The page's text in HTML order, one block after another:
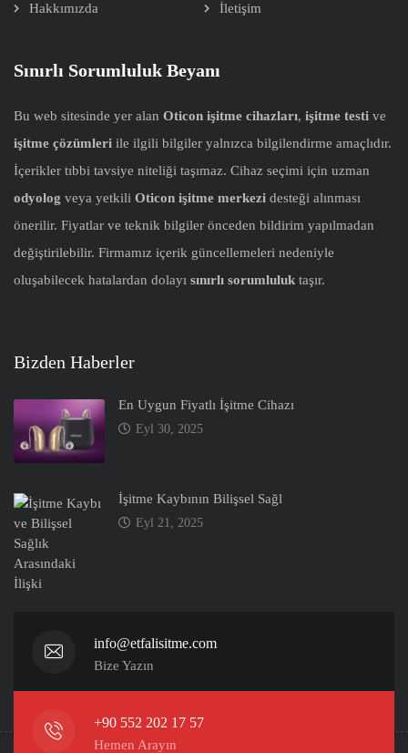
Hakkımızda İletişim
Sınırlı Sorumluluk Beyanı
Bu web sitesinde yer alan Oticon işitme cihazları, işitme testi ve
işitme çözümleri ile ilgili bilgiler yalnızca bilgilendirme amaçlıdır.
İçerikler tıbbi tavsiye niteliği taşımaz. Cihaz seçimi için uzman
odyolog veya yetkili Oticon işitme merkezi desteği alınması
önerilir. Fiyatlar ve teknik bilgiler önceden bildirim yapılmadan
değiştirilebilir. Firmamız içerik güncellemeleri nedeniyle
oluşabilecek hatalardan dolayı sınırlı sorumluluk taşır.
Bizden Haberler
En Uygun Fiyatlı İşitme Cihazı
Eyl 30, 2025
İşitme Kaybının Bilişsel Sağl
Eyl 21, 2025
info@etfalisitme.com
Bize Yazın
+90 552 202 17 57
Hemen Arayın